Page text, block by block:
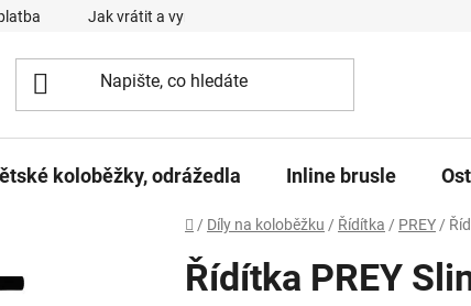
Jak vrátit a vyměnit zboží
koloběžky, odrážedla Inline brusle
Domů
/ Díly na koloběžku / Řídítka / PREY /
Řídítka PREY